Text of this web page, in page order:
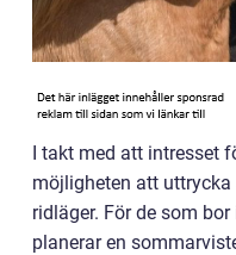
I takt med att intresset
möjligheten att
ridläger. För de som
planerar en